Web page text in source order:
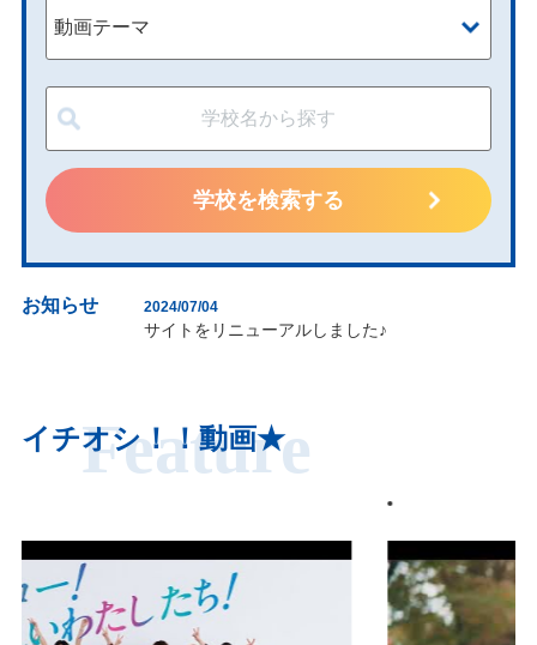
お知らせ 2024/07/04
サイトをリニューアルしました♪
イチオシ！！動画★
Feature